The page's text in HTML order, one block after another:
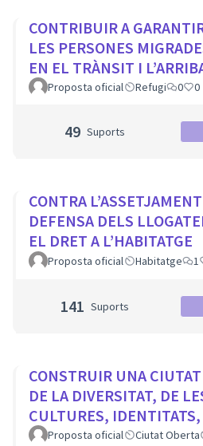
CONTRIBUIR A
LES PERSONES
EN EL TRÀNSIT I
Proposta oficial Refugi 0 0
49 Suports
CONTRA
DEFENSA DELS
EL DRET A L’HABITATGE
Proposta oficial Habitatge 1
141 Suports
CONSTRUIR UNA
DE LA DIVERSITAT, DE
CULTURES,
RELIGIONS
Proposta oficial Ciutat Oberta